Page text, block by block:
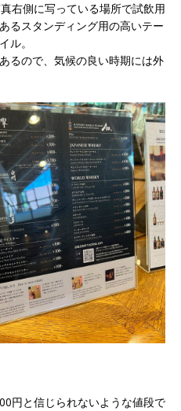
右側に写っている場所で試飲用
るスタンディング用の高いテー
ル。
るので、気候の良い時期には外
円と信じられないような値段で